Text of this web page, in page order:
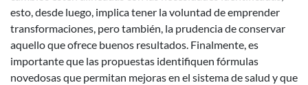
esto, desde luego, implica tener la voluntad de emprender
transformaciones, pero también, la prudencia de conservar
aquello que ofrece buenos resultados. Finalmente, es
importante que las propuestas identifiquen fórmulas
novedosas que permitan mejoras en el sistema de salud y que